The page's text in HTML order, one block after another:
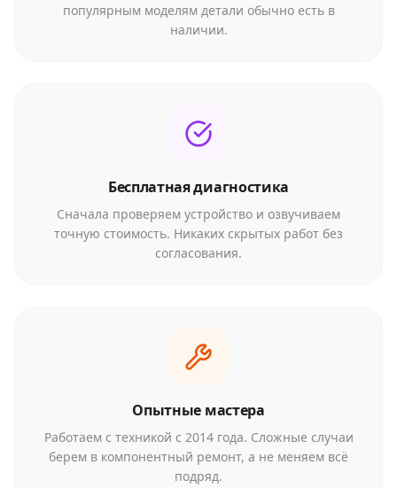
популярным моделям детали обычно есть в
наличии.
Бесплатная диагностика
Сначала проверяем устройство и озвучиваем
точную стоимость. Никаких скрытых работ без
согласования.
Опытные мастера
Работаем с техникой с 2014 года. Сложные случаи
берем в компонентный ремонт, а не меняем всё
подряд.